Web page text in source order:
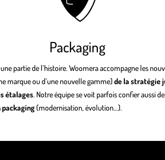
Packaging
une partie de l’histoire. Woomera accompagne les
marque ou d’une nouvelle gamme) de la stratégie
étalages. Notre équipe se voit parfois confier aussi
packaging(modernisation, évolution…).